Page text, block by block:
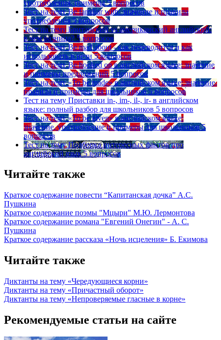
употребления, примеры 5 вопросов
Тест на тему Be familiar with: значение и правила
употребления 5 вопросов
Тест на тему Британский vs американский английский:
в чем разница? 5 вопросов
Тест на тему Be mad about - как переводится и как
использовать в речи 5 вопросов
Тест на тему Be hooked on в английском языке: значение
и примеры предложений 5 вопросов
Тест на тему «To be made» в английском языке: значение,
правила и примеры для школьников 5 вопросов
Тест на тему Приставки in-, im-, il-, ir- в английском
языке: полный разбор для школьников 5 вопросов
Тест на тему «To be given» в английском языке:
значение, употребление и примеры для школьников 5
вопросов
Тест на тему Подборка интересных фактов про
английский язык 5 вопросов
Читайте также
Краткое содержание повести “Капитанская дочка” А.С.
Пушкина
Краткое содержание поэмы "Мцыри" М.Ю. Лермонтова
Краткое содержание романа "Евгений Онегин" - А. С.
Пушкина
Краткое содержание рассказа «Ночь исцеления» Б. Екимова
Читайте также
Диктанты на тему «Чередующиеся корни»
Диктанты на тему «Причастный оборот»
Диктанты на тему «Непроверяемые гласные в корне»
Рекомендуемые статьи на сайте